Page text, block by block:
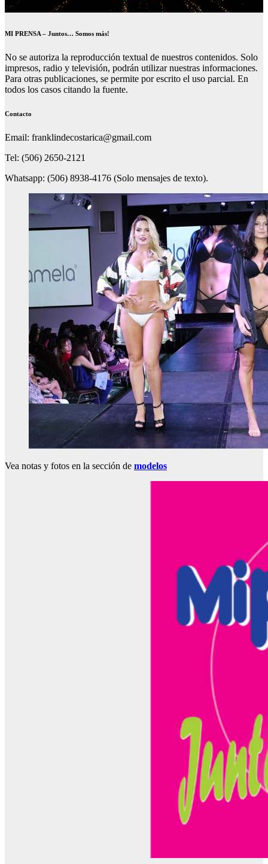
MI PRENSA – Juntos… Somos más!
No se autoriza la reproducción textual de nuestros contenidos. Solo
impresos, radio y televisión, podrán utilizar nuestras informaciones.
Para otras publicaciones, se permite por escrito el uso parcial. En
todos los casos citando la fuente.
Contacto
Email: franklindecostarica@gmail.com
Tel: (506) 2650-2121
Whatsapp: (506) 8938-4176 (Solo mensajes de texto).
Vea notas y fotos en la sección de modelos